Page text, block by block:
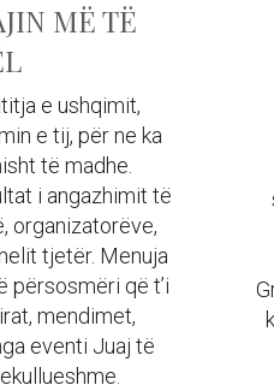
MË TË
e ushqimit,
e tij, për ne ka
të madhe.
i angazhimit të
organizatorëve,
tjetër. Menuja
përsosmëri që t’i
mendimet,
eventi Juaj të